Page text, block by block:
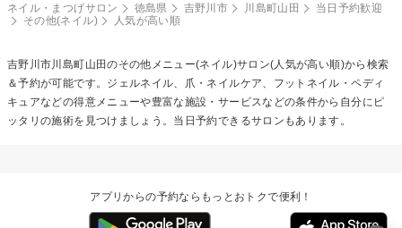
ネイル・まつげサロン 徳島県 吉野川市 川島町山田
当日予約歓迎
その他(ネイル)
人気が高い順
吉野川市川島町山田のその他メニュー(ネイル)サロン(人気が高い順)から検索
＆予約が可能です。ジェルネイル、爪・ネイルケア、フットネイル・ペディ
キュアなどの得意メニューや豊富な施設・サービスなどの条件から自分にピ
ッタリの施術を見つけましょう。当日予約できるサロンもあります。
アプリからの予約ならもっとおトクで便利！